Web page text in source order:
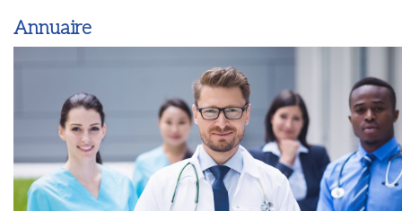
Annuaire